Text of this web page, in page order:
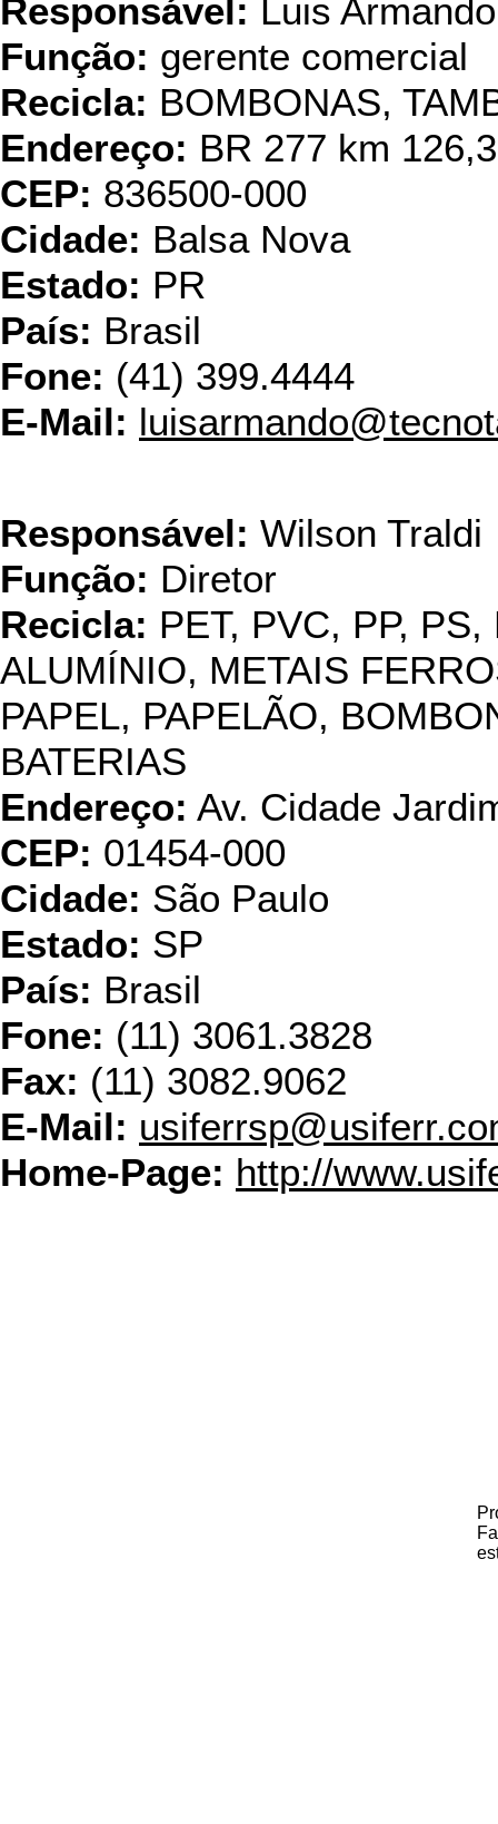
Responsável: Luis
Função: gerente comercial
Recicla: BOMBONAS,
Endereço: BR 277 km
CEP: 836500-000
Cidade: Balsa Nova
Estado: PR
País: Brasil
Fone: (41) 399.4444
E-Mail:
Responsável: Wilson Traldi
Função: Diretor
Recicla: PET, PVC, PP,
ALUMÍNIO, METAIS
PAPEL, PAPELÃO,
BATERIAS
Endereço: Av. Cidade
CEP: 01454-000
Cidade: São Paulo
Estado: SP
País: Brasil
Fone: (11) 3061.3828
Fax: (11) 3082.9062
E-Mail:
Home-Page: http://